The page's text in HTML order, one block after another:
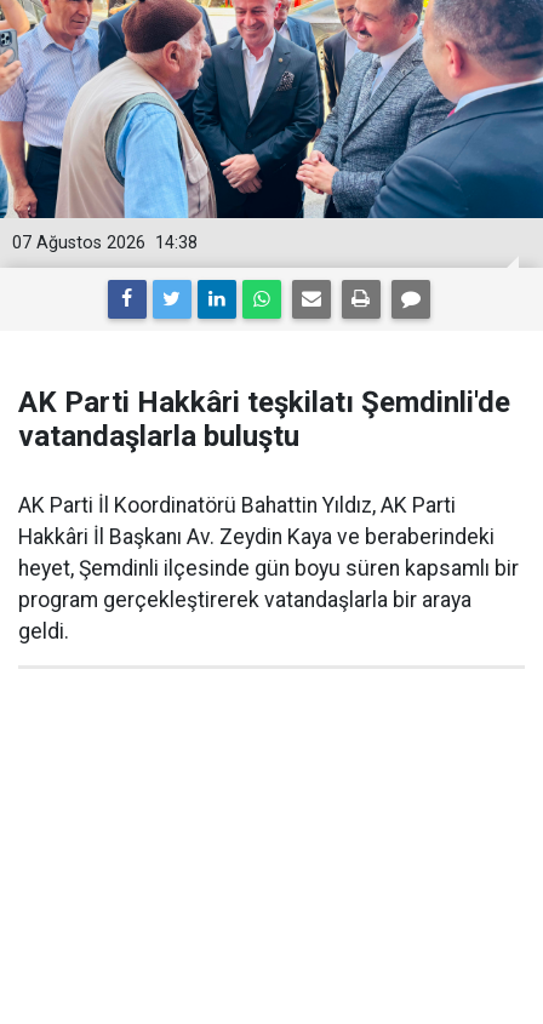
14:38
07 Ağustos 2026
AK Parti Hakkâri teşkilatı Şemdinli'de
vatandaşlarla buluştu
AK Parti İl Koordinatörü Bahattin Yıldız, AK Parti
Hakkâri İl Başkanı Av. Zeydin Kaya ve beraberindeki
heyet, Şemdinli ilçesinde gün boyu süren kapsamlı bir
program gerçekleştirerek vatandaşlarla bir araya
geldi.